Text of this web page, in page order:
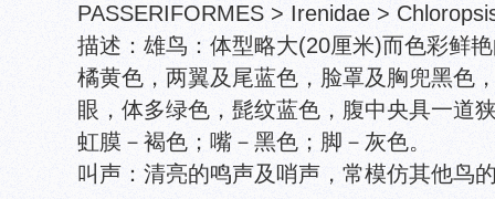
PASSERIFORMES > Irenidae >
描述：雄鸟：体型略大(20厘米)而色彩鲜
橘黄色，两翼及尾蓝色，脸罩及胸兜黑色
眼，体多绿色，髭纹蓝色，腹中央具一道
虹膜－褐色；嘴－黑色；脚－灰色。
叫声：清亮的鸣声及哨声，常模仿其他鸟